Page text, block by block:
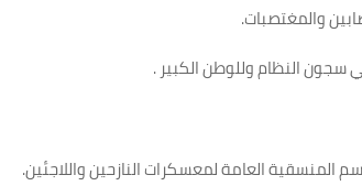
والمغتصبات.
سجون النظام وللوطن الكبير .
المنسقية العامة لمعسكرات النازحين واللاجئين.